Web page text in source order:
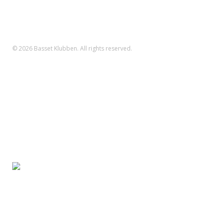
© 2026 Basset Klubben. All rights reserved.